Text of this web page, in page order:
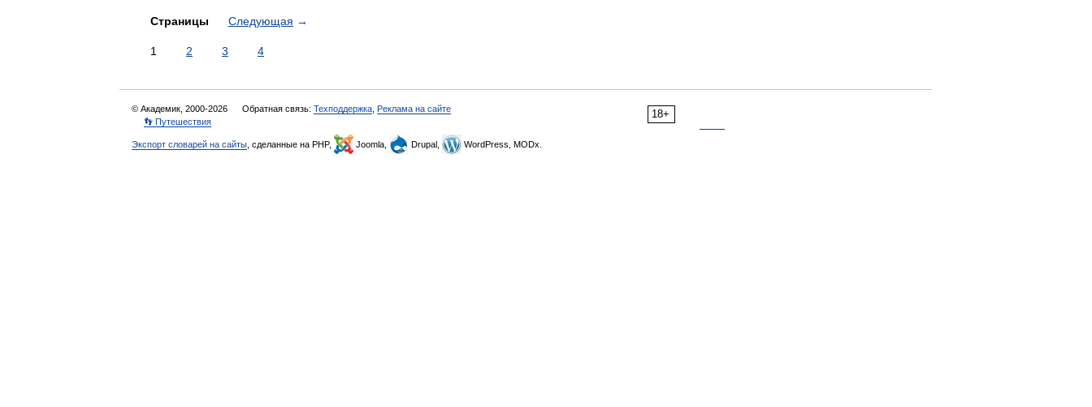
Страницы Следующая →
1 2 3 4
18+
© Академик, 2000-2026 Обратная связь: Техподдержка Реклама на сайте
👣 Путешествия
Экспорт словарей на сайты , сделанные на PHP, Joomla, Drupal, WordPress, MODx.